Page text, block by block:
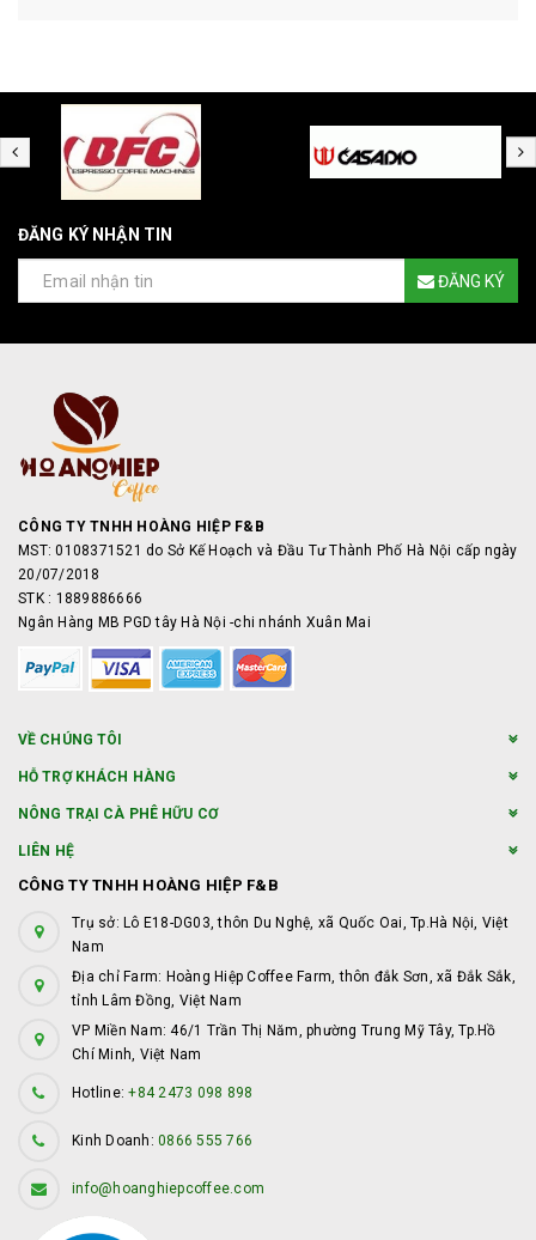
ĐĂNG KÝ NHẬN TIN
ĐĂNG KÝ
CÔNG TY TNHH HOÀNG HIỆP F&B
MST: 0108371521 do Sở Kế Hoạch và Đầu Tư Thành Phố Hà Nội cấp ngày
20/07/2018
STK : 1889886666
Ngân Hàng MB PGD tây Hà Nội -chi nhánh Xuân Mai
VỀ CHÚNG TÔI
HỖ TRỢ KHÁCH HÀNG
NÔNG TRẠI CÀ PHÊ HỮU CƠ
LIÊN HỆ
CÔNG TY TNHH HOÀNG HIỆP F&B
Trụ sở: Lô E18-DG03, thôn Du Nghệ, xã Quốc Oai, Tp.Hà Nội, Việt
Nam
Địa chỉ Farm: Hoàng Hiệp Coffee Farm, thôn đắk Sơn, xã Đắk Sắk,
tỉnh Lâm Đồng, Việt Nam
VP Miền Nam: 46/1 Trần Thị Năm, phường Trung Mỹ Tây, Tp.Hồ
Chí Minh, Việt Nam
Hotline:+84 2473 098 898
Kinh Doanh: 0866 555 766
info@hoanghiepcoffee.com